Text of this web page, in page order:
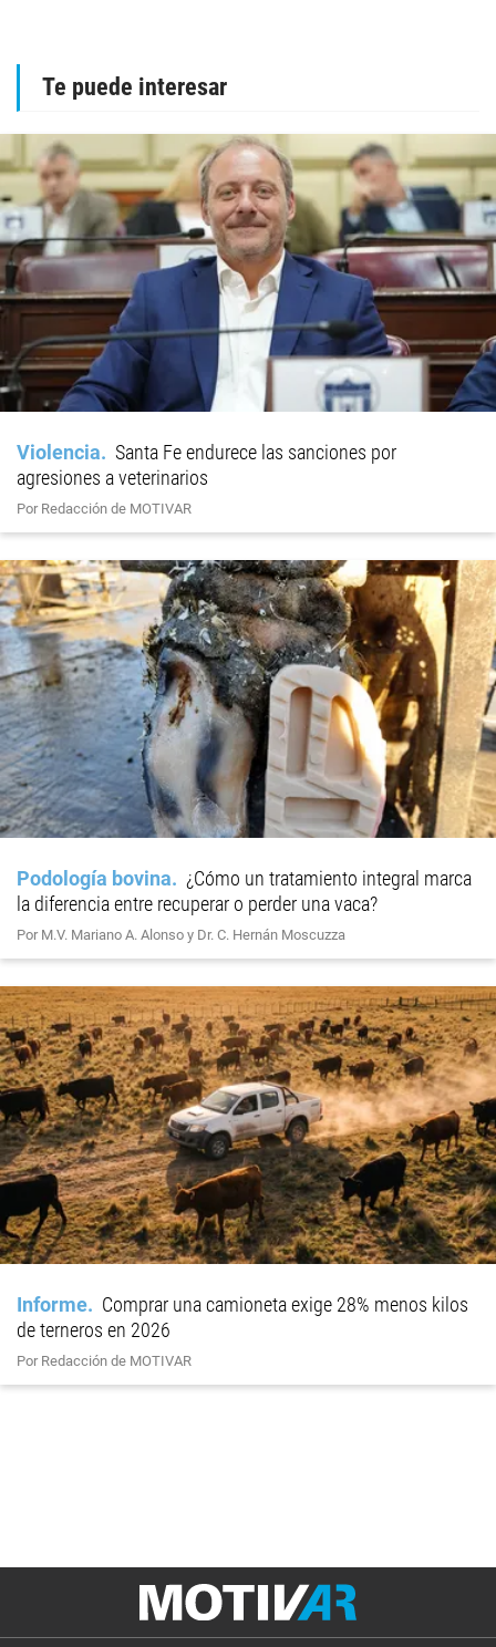
Te puede interesar
Violencia
Santa Fe endurece las sanciones por
agresiones a veterinarios
Por Redacción de MOTIVAR
Podología bovina
¿Cómo un tratamiento integral marca
la diferencia entre recuperar o perder una vaca?
Por M.V. Mariano A. Alonso y Dr. C. Hernán Moscuzza
Informe
Comprar una camioneta exige 28% menos kilos
de terneros en 2026
Por Redacción de MOTIVAR